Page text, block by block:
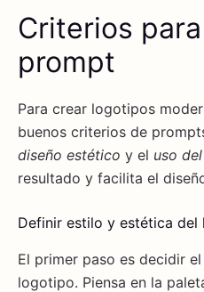
Criterios
prompt
Para crear logotipos
buenos criterios de
diseño estético y el uso
resultado y facilita el
Definir estilo y estética del
El primer paso es decidir
logotipo. Piensa en la